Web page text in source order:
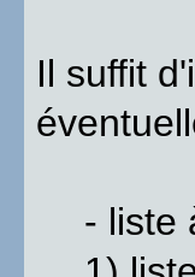
Il suffit
- liste